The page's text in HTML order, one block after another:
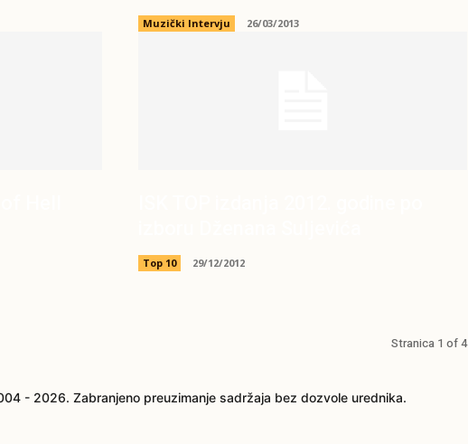
Muzički Intervju 26/03/2013
Top 10 29/12/2012
Stranica 1 of 4
- 2026. Zabranjeno preuzimanje sadržaja bez dozvole urednika.